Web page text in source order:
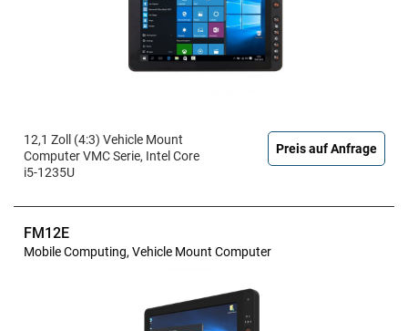
12,1 Zoll (4:3) Vehicle Mount
Computer VMC Serie, Intel Core
i5-1235U
Preis auf Anfrage
FM12E
Mobile Computing, Vehicle Mount Computer